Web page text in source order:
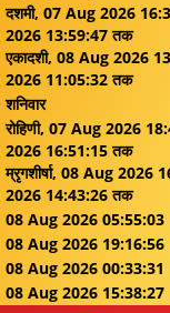
दशमी, 07 Aug 2026
2026 13:59:47 तक
एकादशी, 08 Aug 2026
2026 11:05:32 तक
शनिवार
रोहिणी, 07 Aug 2026
2026 16:51:15 तक
म्रृगशीर्षा, 08 Aug
2026 14:43:26 तक
08 Aug 2026 05:55:03
08 Aug 2026 19:16:56
08 Aug 2026 00:33:31
08 Aug 2026 15:38:27